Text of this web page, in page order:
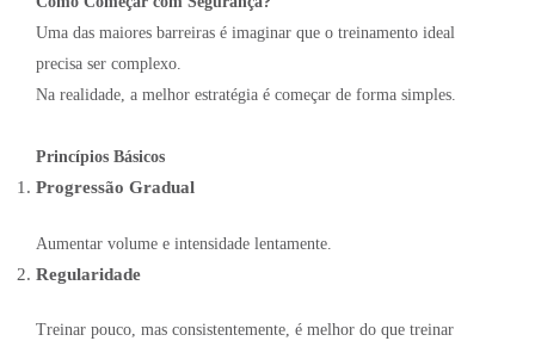
Uma das maiores barreiras é imaginar que o treinamento ideal
precisa ser complexo.
Na realidade, a melhor estratégia é começar de forma simples.
Princípios Básicos
Progressão Gradual
Aumentar volume e intensidade lentamente.
Regularidade
Treinar pouco, mas consistentemente, é melhor do que treinar